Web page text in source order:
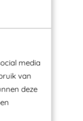
media
van
deze